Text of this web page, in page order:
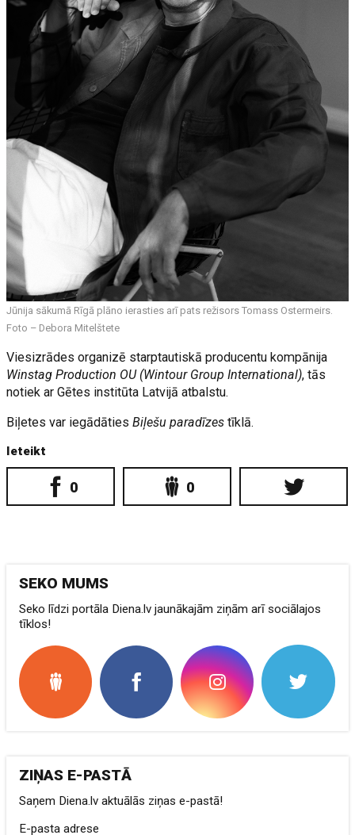
Jūnija sākumā Rīgā plāno ierasties arī pats režisors Tomass Ostermeirs.
Foto – Debora Mitelštete
Viesizrādes organizē starptautiskā producentu kompānija
Winstag Production OU (Wintour Group International), tās
notiek ar Gētes institūta Latvijā atbalstu.
Biļetes var iegādātiesBiļešu paradīzes tīklā.
Ieteikt
0 0
SEKO MUMS
Seko līdzi portāla Diena.lv jaunākajām ziņām arī sociālajos
tīklos!
ZIŅAS E-PASTĀ
Saņem Diena.lv aktuālās ziņas e-pastā!
E-pasta adrese